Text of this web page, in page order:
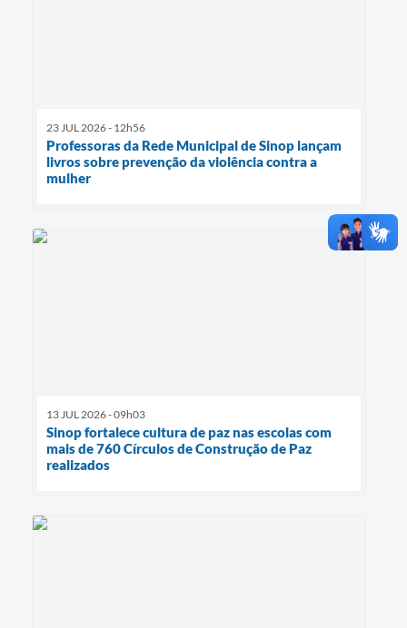
23 JUL 2026 - 12h56
Professoras da Rede Municipal de Sinop lançam
livros sobre prevenção da violência contra a
mulher
13 JUL 2026 - 09h03
Sinop fortalece cultura de paz nas escolas com
mais de 760 Círculos de Construção de Paz
realizados